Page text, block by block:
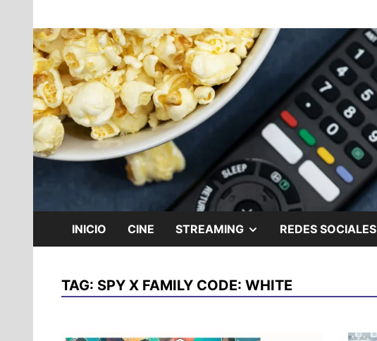
to
contentCine Geek
INICIO CINE STREAMING SHOW
MENU
REDES SOCIALES
TAG: SPY X FAMILY CODE: WHITE